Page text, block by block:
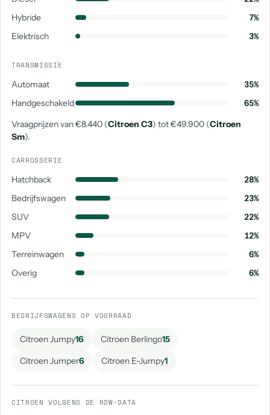
Hybride
7%
Elektrisch
3%
TRANSMISSIE
Automaat
35%
Handgeschakeld
65%
Vraagprijzen van €8.440 (Citroen C3) tot €49.900 (Citroen
Sm).
CARROSSERIE
Hatchback
28%
Bedrijfswagen
23%
SUV
22%
MPV
12%
Terreinwagen
6%
Overig
6%
BEDRIJFSWAGENS OP VOORRAAD
Citroen Jumpy16 Citroen Berlingo15
Citroen Jumper6 Citroen E-Jumpy1
CITROEN VOLGENS DE RDW-DATA